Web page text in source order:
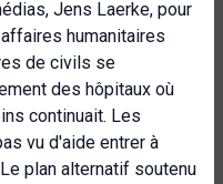
Jens Laerke, pour
humanitaires
de civils se
des hôpitaux où
continuait. Les
vu d'aide entrer à
plan alternatif soutenu